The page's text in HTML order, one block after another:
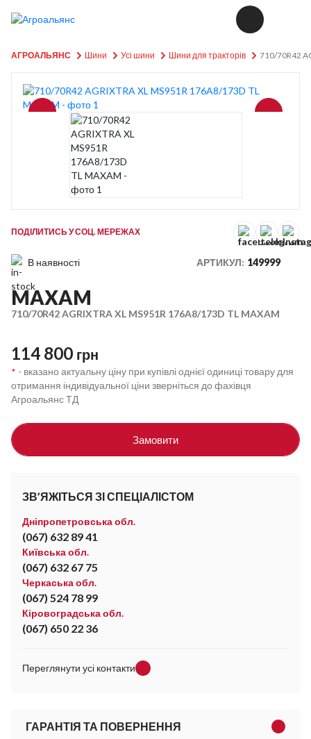
АГРОАЛЬЯНС Шини Усі шини Шини для тракторів 710/70R42
ПОДІЛИТИСЬ У СОЦ. МЕРЕЖАХ
В наявності АРТИКУЛ: 149999
MAXAM
710/70R42 AGRIXTRA XL MS951R 176A8/173D TL MAXAM
114 800 грн
Замовити
* - вказано актуальну ціну при купівлі однієї одиниці товару для
отримання індивідуальної ціни зверніться до фахівця
Агроальянс ТД
ЗВ’ЯЖІТЬСЯ ЗІ СПЕЦІАЛІСТОМ
Дніпропетровська обл.
(067) 632 89 41
Київська обл.
(067) 632 67 75
Черкаська обл.
(067) 524 78 99
Кіровоградська обл.
(067) 650 22 36
Переглянути усі контакти
ГАРАНТІЯ ТА ПОВЕРНЕННЯ